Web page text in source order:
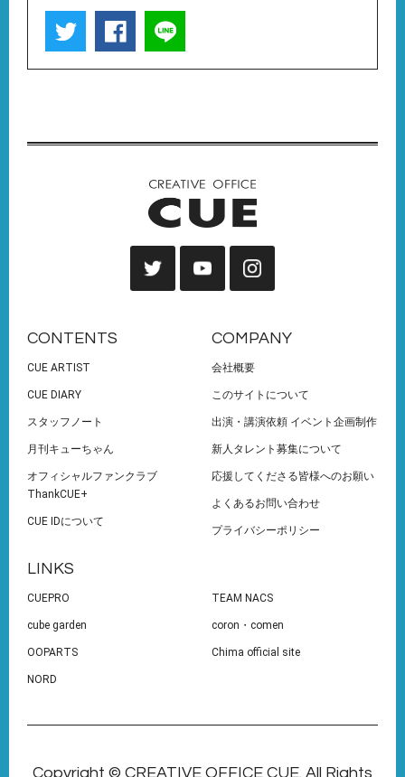
CONTENTS
CUE ARTIST
CUE DIARY
スタッフノート
月刊キューちゃん
オフィシャルファンクラブ
ThankCUE+
CUE IDについて
COMPANY
会社概要
このサイトについて
出演・講演依頼 イベント企画制作
新人タレント募集について
応援してくださる皆様へのお願い
よくあるお問い合わせ
プライバシーポリシー
LINKS
CUEPRO TEAM NACS
cube garden coron・comen
OOPARTS Chima official site
NORD
Copyright © CREATIVE OFFICE CUE. All Rights